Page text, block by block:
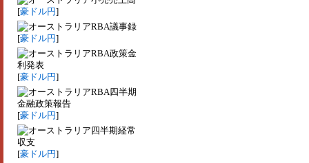
[豪ドル円]
RBA議事録
[豪ドル円]
RBA政策金
利発表
[豪ドル円]
RBA四半期
金融政策報告
[豪ドル円]
四半期経常
収支
[豪ドル円]